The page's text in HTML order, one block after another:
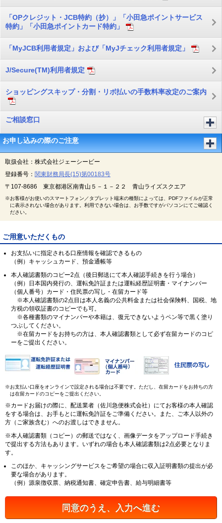
「OPクレジット・JCB特約（抄）」「小田急ポイントサービス
特約」「小田急ポイントカード特約」
「MyJCB利用者規定」および「MyJチェック利用者規定」
J/Secure(TM)利用者規定
ショッピングスキップ・分割・リボ払いの手数料率改定のご案内
ご相談窓口
お申し込みの際のご注意
取扱会社：株式会社ジェーシービー
登録番号： 関東財務局長(15)第00183号
〒107-8686 東京都港区南青山５－１－２２ 青山ライズスクエア
※お客様がお使いのスマートフォン／タブレット端末の種類によっては、PDFファイルが正常
に表示されない場合があります。利用できない場合は、お手数ですがパソコンにてご確認く
ださい。
ご用意いただくもの
お支払いに指定される口座情報を確認できるもの
（例）キャッシュカード、預金通帳等
本人確認書類のコピー2点（後日郵送にて本人確認手続きを行う場合）
（例）日本国内発行の、運転免許証または運転経歴証明書・マイナンバー
（個人番号）カード・住民票の写し・在留カード等
※本人確認書類の2点目は本人名義の公共料金または社会保険料、国税、地
方税の領収証書のコピーでも可。
※各種書類のマイナンバーや本籍は、復元できないようペン等で黒く塗り
つぶしてください。
※在留カードをお持ちの方は、本人確認書類として必ず在留カードのコピ
ーをご提出ください。
※お支払い口座をオンラインで設定される場合は不要です。ただし、在留カードをお持ちの方
は在留カードのコピーをご提出ください。
※カードお届けの際に、配送業者（佐川急便株式会社）にてお客様の本人確認
をする場合は、お手もとに運転免許証をご準備ください。また、ご本人以外の
方（ご家族含む）へのお渡しはできません。
※本人確認書類（コピー）の郵送ではなく、画像データをアップロード手続き
で提出する方法もあります。いずれの場合も本人確認書類は2点必要となりま
す。
このほか、キャッシングサービスをご希望の場合に収入証明書類の提出が必
要な場合があります。
（例）源泉徴収票、納税通知書、確定申告書、給与明細書等
同意のうえ、入力へ進む